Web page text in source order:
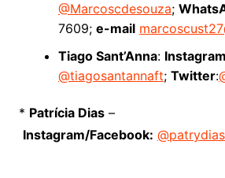
@Marcoscdesouza;
7609; e-mail
Tiago Sant’Anna: Instagram
@tiagosantannaft; Twitter:
* Patrícia Dias–
Instagram/Facebook: